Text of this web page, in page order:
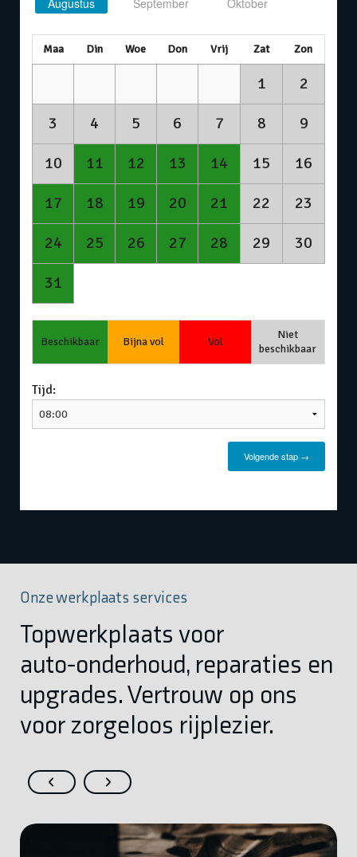
Onze werkplaats services
Topwerkplaats voor
auto-onderhoud, reparaties en
upgrades. Vertrouw op ons
voor zorgeloos rijplezier.